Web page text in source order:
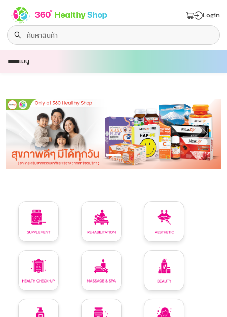
Login
เมนู
ร้านค้า
โปรโมชั่นเด็ด
สินค้าใหม่
เกี่ยวกับเรา
ศูนย์พาร์ทเนอร์
Previous Next